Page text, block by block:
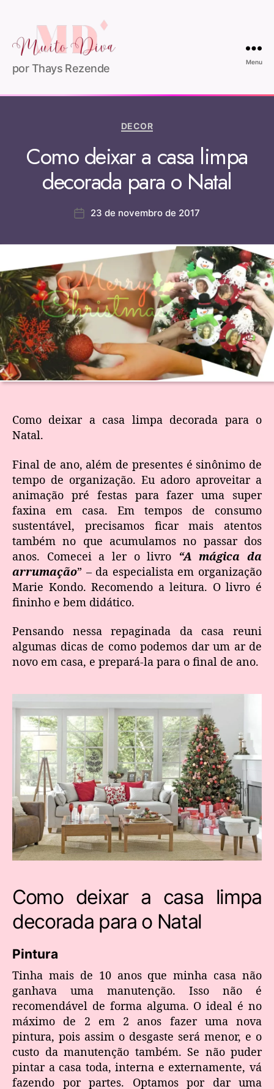
por Thays Rezende
Menu
DECOR
Como deixar a casa limpa
decorada para o Natal
23 de novembro de 2017
Como deixar a casa limpa decorada para o
Natal.
Final de ano, além de presentes é sinônimo de
tempo de organização. Eu adoro aproveitar a
animação pré festas para fazer uma super
faxina em casa. Em tempos de consumo
sustentável, precisamos ficar mais atentos
também no que acumulamos no passar dos
anos. Comecei a ler o livro “A mágica da
arrumação” – da especialista em organização
Marie Kondo. Recomendo a leitura. O livro é
fininho e bem didático.
Pensando nessa repaginada da casa reuni
algumas dicas de como podemos dar um ar de
novo em casa, e prepará-la para o final de ano.
Como deixar a casa limpa
decorada para o Natal
Pintura
Tinha mais de 10 anos que minha casa não
ganhava uma manutenção. Isso não é
recomendável de forma alguma. O ideal é no
máximo de 2 em 2 anos fazer uma nova
pintura, pois assim o desgaste será menor, e o
custo da manutenção também. Se não puder
pintar a casa toda, interna e externamente, vá
fazendo por partes. Optamos por dar uma